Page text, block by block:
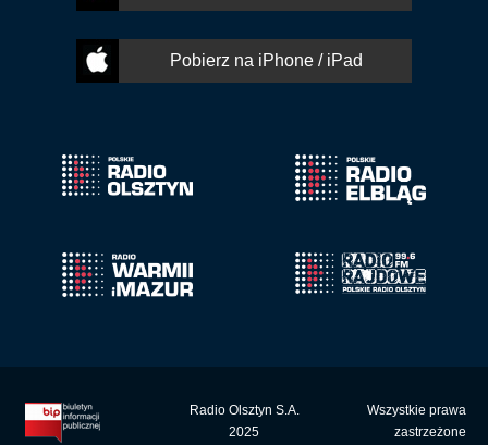
Pobierz na iPhone / iPad
Radio Olsztyn S.A.
2025
Wszystkie prawa
zastrzeżone